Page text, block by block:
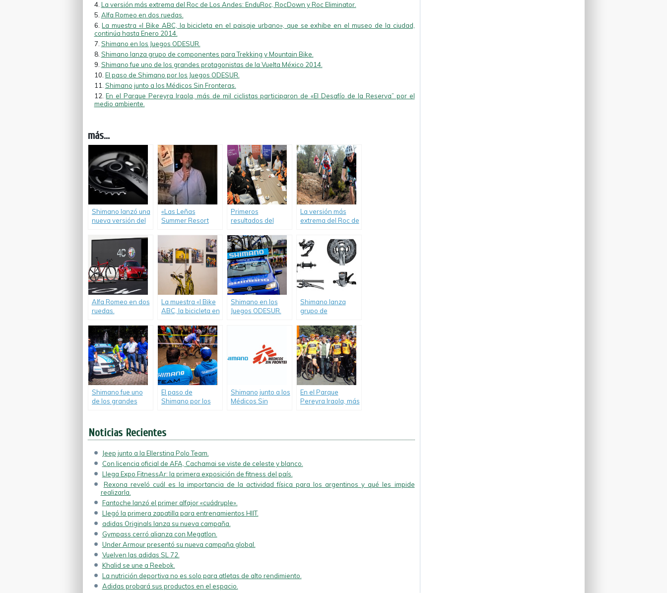
La versión más extrema del Roc de Los Andes: EnduRoc, RocDown y Roc Eliminator.
Alfa Romeo en dos ruedas.
La muestra «I Bike ABC, la bicicleta en el paisaje urbano», que se exhibe en el museo de la ciudad,
continúa hasta Enero 2014.
Shimano en los Juegos ODESUR.
Shimano lanza grupo de componentes para Trekking y Mountain Bike.
Shimano fue uno de los grandes protagonistas de la Vuelta México 2014.
El paso de Shimano por los Juegos ODESUR.
Shimano junto a los Médicos Sin Fronteras.
En el Parque Pereyra Iraola, más de mil ciclistas participaron de «El Desafío de la Reserva” por el
medio ambiente.
más...
Shimano lanzó una
nueva versión del
los corredores MTB
al próximo nivel.
«Las Leñas
Summer Resort
deporte en la
montaña.
Primeros
resultados del
biológico.
La versión más
extrema del Roc de
EnduRoc,
RocDown y Roc
Eliminator.
Alfa Romeo en dos
ruedas.
La muestra «I Bike
ABC, la bicicleta en
que se exhibe en el
museo de la
ciudad, continúa
hasta Enero 2014.
Shimano en los
Juegos ODESUR.
Shimano lanza
grupo de
Trekking y
Mountain Bike.
Shimano fue uno
de los grandes
2014.
El paso de
Shimano por los
Shimano junto a los
Médicos Sin
En el Parque
Pereyra Iraola, más
Noticias Recientes
Jeep junto a la Ellerstina Polo Team.
Con licencia oficial de AFA, Cachamai se viste de celeste y blanco.
Llega Expo FitnessAr: la primera exposición de fitness del país.
Rexona reveló cuál es la importancia de la actividad física para los argentinos y qué les impide
realizarla.
Fantoche lanzó el primer alfajor «cuádruple».
Llegó la primera zapatilla para entrenamientos HIIT.
adidas Originals lanza su nueva campaña.
Gympass cerró alianza con Megatlon.
Under Armour presentó su nueva campaña global.
Vuelven las adidas SL 72.
Khalid se une a Reebok.
La nutrición deportiva no es solo para atletas de alto rendimiento.
Adidas probará sus productos en el espacio.